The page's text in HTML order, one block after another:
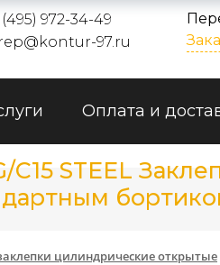
972-34-49
97.ru
Оплата и
C15 STEEL
цилиндрические открытые